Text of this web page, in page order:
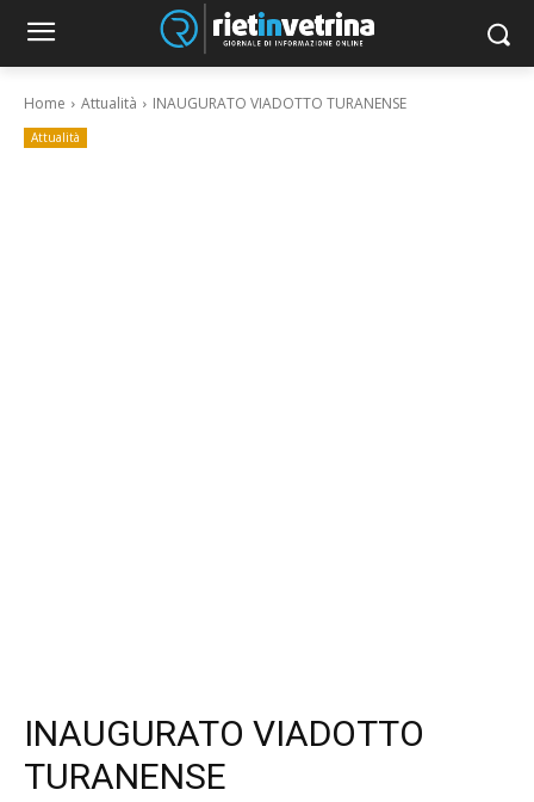
Home Attualità INAUGURATO VIADOTTO TURANENSE
Attualità
INAUGURATO VIADOTTO
TURANENSE